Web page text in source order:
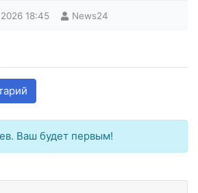
18:45 News24
Ваш будет первым!